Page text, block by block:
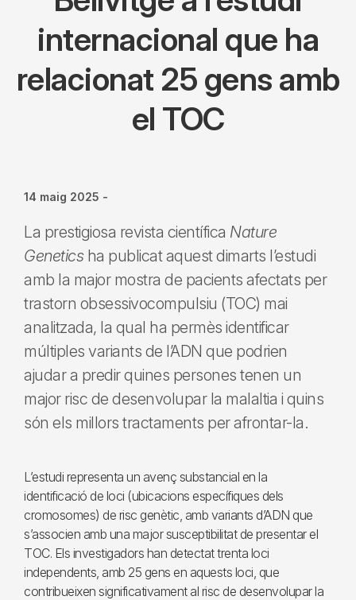
internacional que ha
relacionat 25 gens amb
el TOC
14 maig 2025 -
La prestigiosa revista científica Nature
Geneticsha publicat aquest dimarts l’estudi
amb la major mostra de pacients afectats per
trastorn obsessivocompulsiu (TOC) mai
analitzada, la qual ha permès identificar
múltiples variants de l’ADN que podrien
ajudar a predir quines persones tenen un
major risc de desenvolupar la malaltia i quins
són els millors tractaments per afrontar-la.
L’estudi representa un avenç substancial en la
identificació de loci (ubicacions específiques dels
cromosomes) de risc genètic, amb variants d’ADN que
s’associen amb una major susceptibilitat de presentar el
TOC. Els investigadors han detectat trenta loci
independents, amb 25 gens en aquests loci, que
contribueixen significativament al risc de desenvolupar la